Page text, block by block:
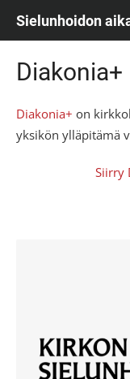
Sielunhoidon
Diakonia+
Diakonia+ on
yksikön ylläpitämä
Siirry